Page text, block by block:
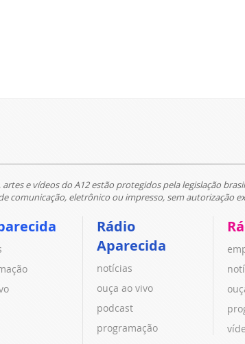
e vídeos do A12 estão protegidos pela legislação
comunicação, eletrônico ou impresso, sem autorização
Rádio
Aparecida
notícias
ouça ao vivo
podcast
programação